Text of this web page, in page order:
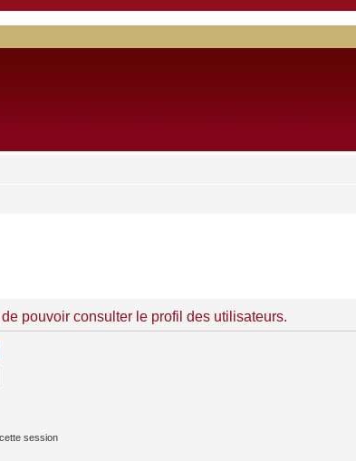
pouvoir consulter le profil des utilisateurs.
session